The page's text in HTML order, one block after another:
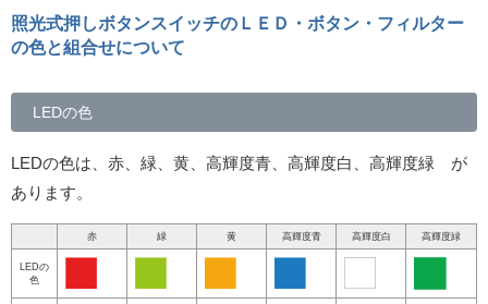
照光式押しボタンスイッチのＬＥＤ・ボタン・フィルター
の色と組合せについて
LEDの色
LEDの色は、赤、緑、黄、高輝度青、高輝度白、高輝度緑 が
あります。
赤 緑 黄 高輝度青 高輝度白 高輝度緑
LEDの
色